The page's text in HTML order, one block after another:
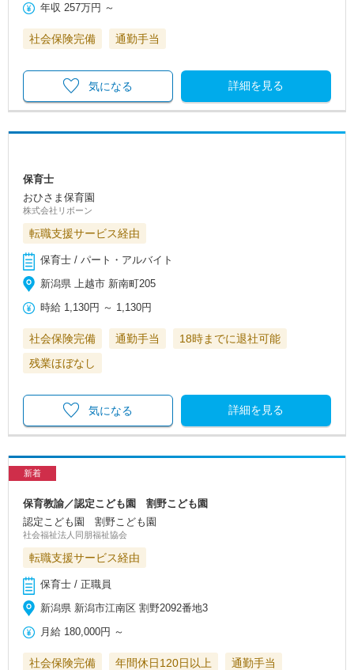
年収 257万円 ～
社会保険完備 通勤手当
詳細を見る
気になる
保育士
おひさま保育園
株式会社リボーン
転職支援サービス経由
保育士 / パート・アルバイト
新潟県 上越市 新南町205
時給 1,130円 ～ 1,130円
社会保険完備 通勤手当
18時までに退社可能
残業ほぼなし
詳細を見る
気になる
新着
保育教諭／認定こども園 割野こども園
認定こども園 割野こども園
社会福祉法人同朋福祉協会
転職支援サービス経由
保育士 / 正職員
新潟県 新潟市江南区 割野2092番地3
月給 180,000円 ～
社会保険完備 年間休日120日以上 通勤手当